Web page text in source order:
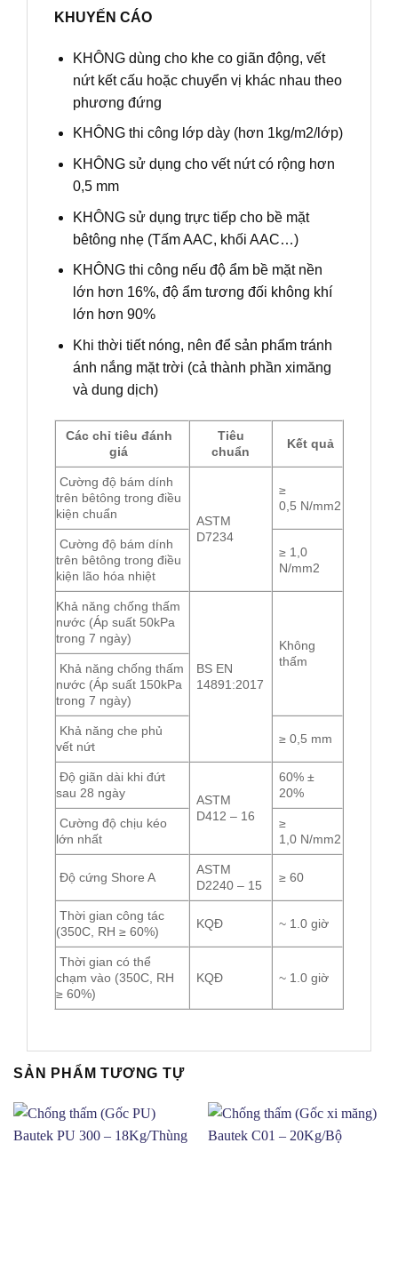
KHUYẾN CÁO
KHÔNG dùng cho khe co giãn động, vết
nứt kết cấu hoặc chuyển vị khác nhau theo
phương đứng
KHÔNG thi công lớp dày (hơn 1kg/m2/lớp)
KHÔNG sử dụng cho vết nứt có rộng hơn
0,5 mm
KHÔNG sử dụng trực tiếp cho bề mặt
bêtông nhẹ (Tấm AAC, khối AAC…)
KHÔNG thi công nếu độ ẩm bề mặt nền
lớn hơn 16%, độ ẩm tương đối không khí
lớn hơn 90%
Khi thời tiết nóng, nên để sản phẩm tránh
ánh nắng mặt trời (cả thành phần ximăng
và dung dịch)
Các chỉ tiêu đánh
giá
Tiêu
chuẩn
Kết quả
Cường độ bám dính
trên bêtông trong điều
kiện chuẩn
ASTM
D7234
≥
0,5 N/mm2
Cường độ bám dính
trên bêtông trong điều
kiện lão hóa nhiệt
≥ 1,0
N/mm2
Khả năng chống thấm
nước (Áp suất 50kPa
trong 7 ngày)
BS EN
14891:2017
Không
thấm
Khả năng chống thấm
nước (Áp suất 150kPa
trong 7 ngày)
Khả năng che phủ
vết nứt
≥ 0,5 mm
Độ giãn dài khi đứt
sau 28 ngày
ASTM
D412 – 16
60% ±
20%
Cường độ chịu kéo
lớn nhất
≥
1,0 N/mm2
Độ cứng Shore A
ASTM
D2240 – 15
≥ 60
Thời gian công tác
(350C, RH ≥ 60%)
KQĐ ~ 1.0 giờ
Thời gian có thể
chạm vào (350C, RH
≥ 60%)
KQĐ ~ 1.0 giờ
SẢN PHẨM TƯƠNG TỰ